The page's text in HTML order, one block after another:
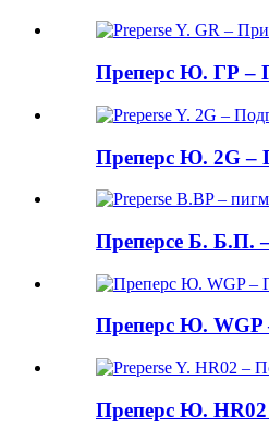
Преперс Ю. ГР –
Преперс Ю. 2G –
Преперсе Б. Б.П.
Преперс Ю. WGP
Преперс Ю.